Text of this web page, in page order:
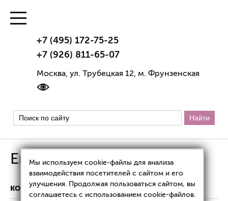
+7 (495) 172-75-25
+7 (926) 811-65-07
Москва, ул. Трубецкая 12, м. Фрунзенская
Endospheres Therapy®
КОРРЕКЦИЯ ФИГУРЫ ЭНДОСФЕРА ТЕРАПИЯ
Мы используем cookie-файлы для анализа
взаимодействия посетителей с сайтом и его
улучшения. Продолжая пользоваться сайтом, вы
соглашаетесь с использованием cookie-файлов.